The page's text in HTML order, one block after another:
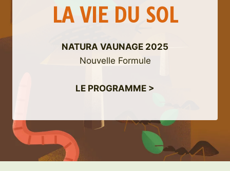
LA VIE DU SOL
NATURA VAUNAGE 2025
Nouvelle Formule
LE PROGRAMME >